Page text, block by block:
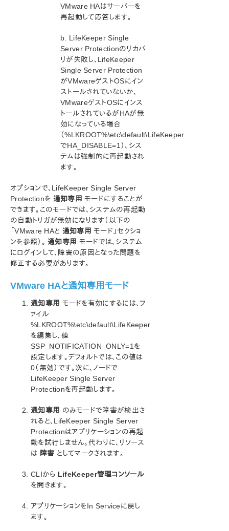
VMware HAはサーバーを
再起動して応答します。
b. LifeKeeper Single
Server Protectionのリカバ
リが失敗し、LifeKeeper
Single Server Protection
がVMwareゲストOSにイン
ストールされていないか、
VMwareゲストOSにインス
トールされているがHAが無
効になっている場合
（%LKROOT%\etc\default\LifeKeeper
でHA_DISABLE=1）、シス
テムは強制的に再起動され
ます。
オプションで、LifeKeeper Single Server
Protectionを 通知専用 モードにすることが
できます。このモードでは、システムの再起動
の自動トリガが無効になります（以下の
「VMware HAと 通知専用 モード」セクショ
ンを参照）。通知専用 モードでは、システム
にログインして、障害の原因となった問題を
修正する必要があります。
VMware HAと通知専用モード
通知専用 モードを有効にするには、フ
ァイル
%LKROOT%\etc\default\LifeKeeper
を編集し、値
SSP_NOTIFICATION_ONLY=1を
設定します。デフォルトでは、この値は
0（無効）です。次に、ノードで
LifeKeeper Single Server
Protectionを再起動します。
通知専用 のみモードで障害が検出さ
れると、LifeKeeper Single Server
Protectionはアプリケーションの再起
動を試行しません。代わりに、リソース
は 障害 としてマークされます。
CLIから LifeKeeper管理コンソール
を開きます。
アプリケーションをIn Serviceに戻し
ます。